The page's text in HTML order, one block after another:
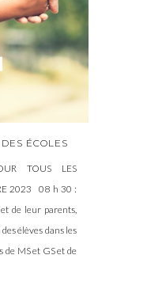
ÉCOLES
TOUS LES
2023 08 h 30 :
de leur parents,
élèves dans les
de MS et GS et de